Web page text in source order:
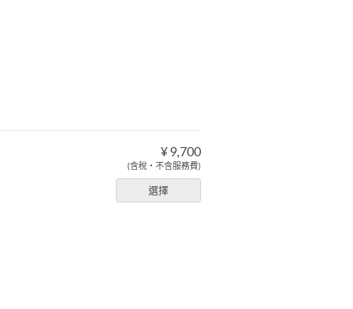
¥ 9,700
(含稅・不含服務費)
選擇